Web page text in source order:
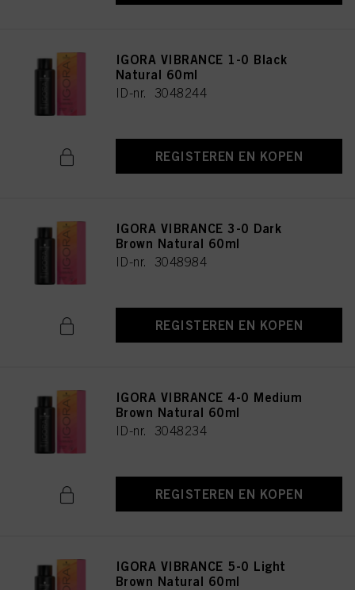
IGORA VIBRANCE 1-0 Black
Natural 60ml
ID-nr. 3048244
REGISTEREN EN KOPEN
IGORA VIBRANCE 3-0 Dark
Brown Natural 60ml
ID-nr. 3048984
REGISTEREN EN KOPEN
IGORA VIBRANCE 4-0 Medium
Brown Natural 60ml
ID-nr. 3048234
REGISTEREN EN KOPEN
IGORA VIBRANCE 5-0 Light
Brown Natural 60ml